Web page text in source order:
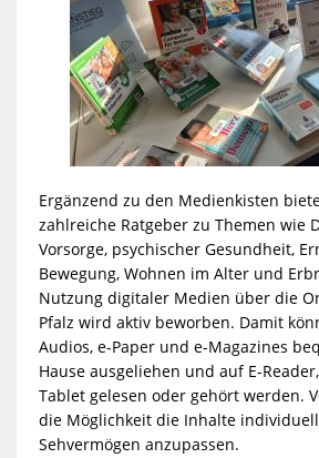
Ergänzend zu den Medienkisten
zahlreiche Ratgeber zu Themen wie
Vorsorge, psychischer Gesundheit,
Bewegung, Wohnen im Alter und
Nutzung digitaler Medien über die
Pfalz wird aktiv beworben. Damit
Audios, e-Paper und e-Magazines
Hause ausgeliehen und auf E-
Tablet gelesen oder gehört werden.
die Möglichkeit die Inhalte
Sehvermögen anzupassen.